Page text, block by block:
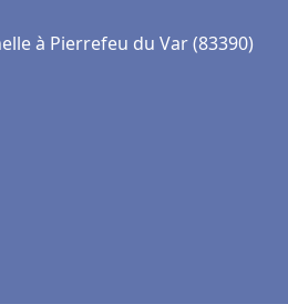
à Pierrefeu du Var (83390)